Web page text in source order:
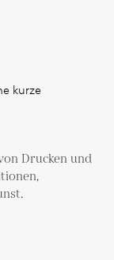
kurze
Drucken und